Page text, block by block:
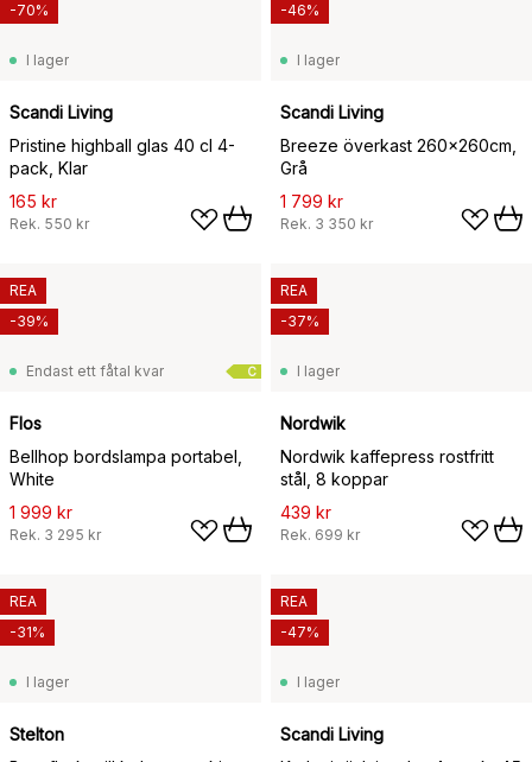
I lager
Scandi Living
Pristine highball glas 40 cl 4-
pack, Klar
165 kr
Rek. 550 kr
-70%
I lager
Scandi Living
Breeze överkast 260x260cm,
Grå
1 799 kr
Rek. 3 350 kr
-46%
C
Endast ett fåtal kvar
Flos
Bellhop bordslampa portabel,
White
1 999 kr
Rek. 3 295 kr
REA
-39%
I lager
Nordwik
Nordwik kaffepress rostfritt
stål, 8 koppar
439 kr
Rek. 699 kr
REA
-37%
I lager
Stelton
REA
-31%
I lager
Scandi Living
REA
-47%